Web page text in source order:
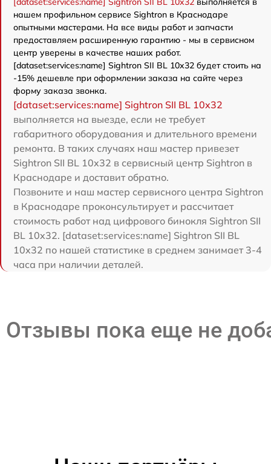
нашем профильном сервисе Sightron в Краснодаре
опытными мастерами. На все виды работ и запчасти
предоставляем расширенную гарантию - мы в сервисном
центр уверены в качестве наших работ.
[dataset:services:name] Sightron SII BL 10x32 будет стоить на
-15% дешевле при оформлении заказа на сайте через
форму заказа звонка.
[dataset:services:name] Sightron SII BL 10x32
выполняется на выезде, если не требует
габаритного оборудования и длительного времени
ремонта. В таких случаях наш мастер привезет
Sightron SII BL 10x32 в сервисный центр Sightron в
Краснодаре и доставит обратно.
Позвоните и наш мастер сервисного центра Sightron
в Краснодаре проконсультирует и рассчитает
стоимость работ над цифрового бинокля Sightron SII
BL 10x32. [dataset:services:name] Sightron SII BL
10x32 по нашей статистике в среднем занимает 3-4
часа при наличии деталей.
Отзывы пока еще не